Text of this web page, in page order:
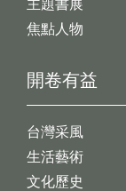
開卷有益
台灣采風
生活藝術
文化歷史
主題書展
焦點人物